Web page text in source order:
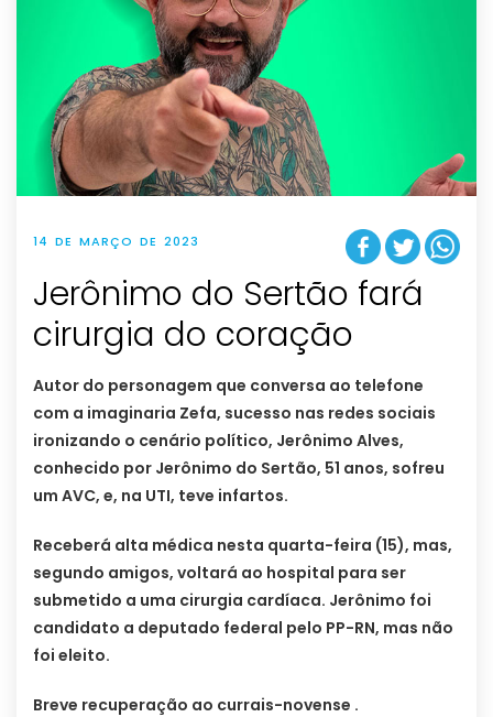
14 DE MARÇO DE 2023
Jerônimo do Sertão fará
cirurgia do coração
Autor do personagem que conversa ao telefone
com a imaginaria Zefa, sucesso nas redes sociais
ironizando o cenário político, Jerônimo Alves,
conhecido por Jerônimo do Sertão, 51 anos, sofreu
um AVC, e, na UTI, teve infartos.
Receberá alta médica nesta quarta-feira (15), mas,
segundo amigos, voltará ao hospital para ser
submetido a uma cirurgia cardíaca. Jerônimo foi
candidato a deputado federal pelo PP-RN, mas não
foi eleito.
Breve recuperação ao currais-novense .